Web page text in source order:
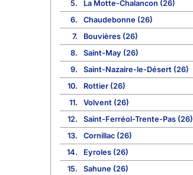
5.
La Motte-Chalancon (26)
6.
Chaudebonne (26)
7.
Bouvières (26)
8.
Saint-May (26)
9.
Saint-Nazaire-le-Désert (26)
10.
Rottier (26)
11.
Volvent (26)
12.
Saint-Ferréol-Trente-Pas (26)
13.
Cornillac (26)
14.
Eyroles (26)
15.
Sahune (26)